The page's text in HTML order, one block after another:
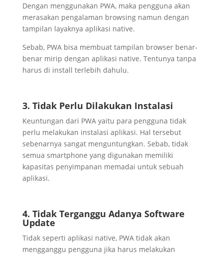
Dengan menggunakan PWA, maka pengguna akan
merasakan pengalaman browsing namun dengan
tampilan layaknya aplikasi native.
Sebab, PWA bisa membuat tampilan browser benar-
benar mirip dengan aplikasi native. Tentunya tanpa
harus di install terlebih dahulu.
3. Tidak Perlu Dilakukan Instalasi
Keuntungan dari PWA yaitu para pengguna tidak
perlu melakukan instalasi aplikasi. Hal tersebut
sebenarnya sangat menguntungkan. Sebab, tidak
semua smartphone yang digunakan memiliki
kapasitas penyimpanan memadai untuk sebuah
aplikasi.
4. Tidak Terganggu Adanya Software
Update
Tidak seperti aplikasi native, PWA tidak akan
mengganggu pengguna jika harus melakukan